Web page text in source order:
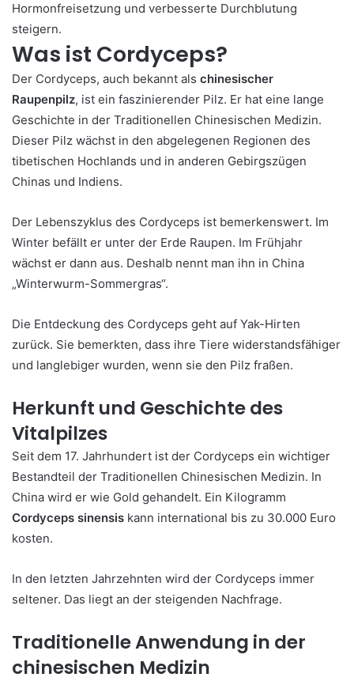
Hormonfreisetzung und verbesserte Durchblutung
steigern.
Was ist Cordyceps?
Der Cordyceps, auch bekannt als chinesischer
Raupenpilz, ist ein faszinierender Pilz. Er hat eine lange
Geschichte in der Traditionellen Chinesischen Medizin.
Dieser Pilz wächst in den abgelegenen Regionen des
tibetischen Hochlands und in anderen Gebirgszügen
Chinas und Indiens.
Der Lebenszyklus des Cordyceps ist bemerkenswert. Im
Winter befällt er unter der Erde Raupen. Im Frühjahr
wächst er dann aus. Deshalb nennt man ihn in China
„Winterwurm-Sommergras“.
Die Entdeckung des Cordyceps geht auf Yak-Hirten
zurück. Sie bemerkten, dass ihre Tiere widerstandsfähiger
und langlebiger wurden, wenn sie den Pilz fraßen.
Herkunft und Geschichte des
Vitalpilzes
Seit dem 17. Jahrhundert ist der Cordyceps ein wichtiger
Bestandteil der Traditionellen Chinesischen Medizin. In
China wird er wie Gold gehandelt. Ein Kilogramm
Cordyceps sinensis kann international bis zu 30.000 Euro
kosten.
In den letzten Jahrzehnten wird der Cordyceps immer
seltener. Das liegt an der steigenden Nachfrage.
Traditionelle Anwendung in der
chinesischen Medizin